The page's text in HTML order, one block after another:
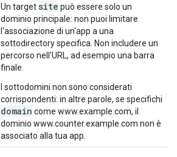
Un target site può essere solo un
dominio principale: non puoi limitare
l'associazione di un'app a una
sottodirectory specifica. Non includere un
percorso nell'URL, ad esempio una barra
finale.
I sottodomini non sono considerati
corrispondenti: in altre parole, se specifichi
domain come www.example.com, il
dominio www.counter.example.com non è
associato alla tua app.